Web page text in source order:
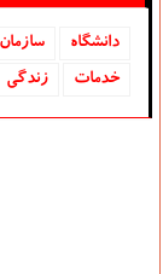
دانشگاه‌ سازمان
خدمات
زندگی